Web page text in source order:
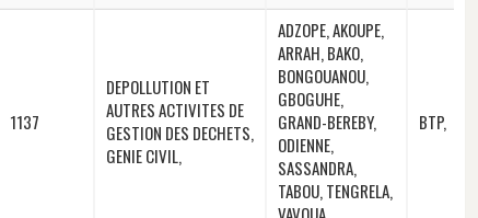
1137
DEPOLLUTION ET
AUTRES ACTIVITES DE
GESTION DES DECHETS,
GENIE CIVIL,
ADZOPE, AKOUPE,
ARRAH, BAKO,
BONGOUANOU,
GBOGUHE,
GRAND-BEREBY,
ODIENNE,
SASSANDRA,
TABOU, TENGRELA,
BTP,